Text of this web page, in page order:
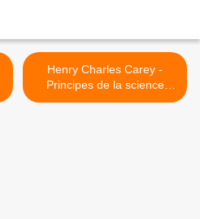
Henry Charles Carey -
Principes de la science
sociale - Tome I - Chapitre